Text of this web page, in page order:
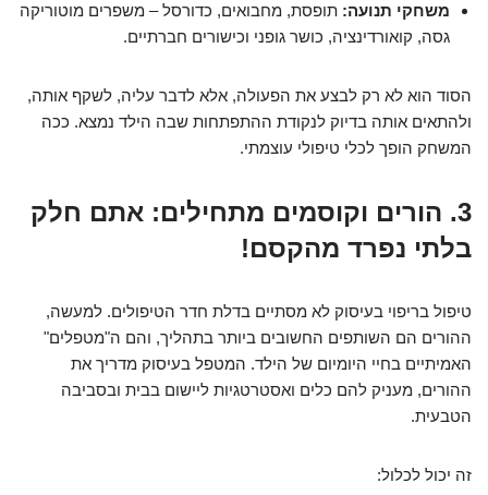
משחקי תנועה: תופסת, מחבואים, כדורסל – משפרים מוטוריקה
גסה, קואורדינציה, כושר גופני וכישורים חברתיים.
הסוד הוא לא רק לבצע את הפעולה, אלא לדבר עליה, לשקף אותה,
ולהתאים אותה בדיוק לנקודת ההתפתחות שבה הילד נמצא. ככה
המשחק הופך לכלי טיפולי עוצמתי.
3. הורים וקוסמים מתחילים: אתם חלק
בלתי נפרד מהקסם!
טיפול בריפוי בעיסוק לא מסתיים בדלת חדר הטיפולים. למעשה,
ההורים הם השותפים החשובים ביותר בתהליך, והם ה"מטפלים"
האמיתיים בחיי היומיום של הילד. המטפל בעיסוק מדריך את
ההורים, מעניק להם כלים ואסטרטגיות ליישום בבית ובסביבה
הטבעית.
זה יכול לכלול: